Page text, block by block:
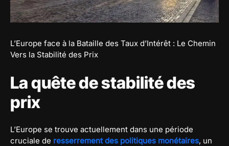
L’Europe face à la Bataille des Taux d’Intérêt : Le Chemin
Vers la Stabilité des Prix
La quête de stabilité des
prix
L’Europe se trouve actuellement dans une période
cruciale de resserrement des politiques monétaires, un